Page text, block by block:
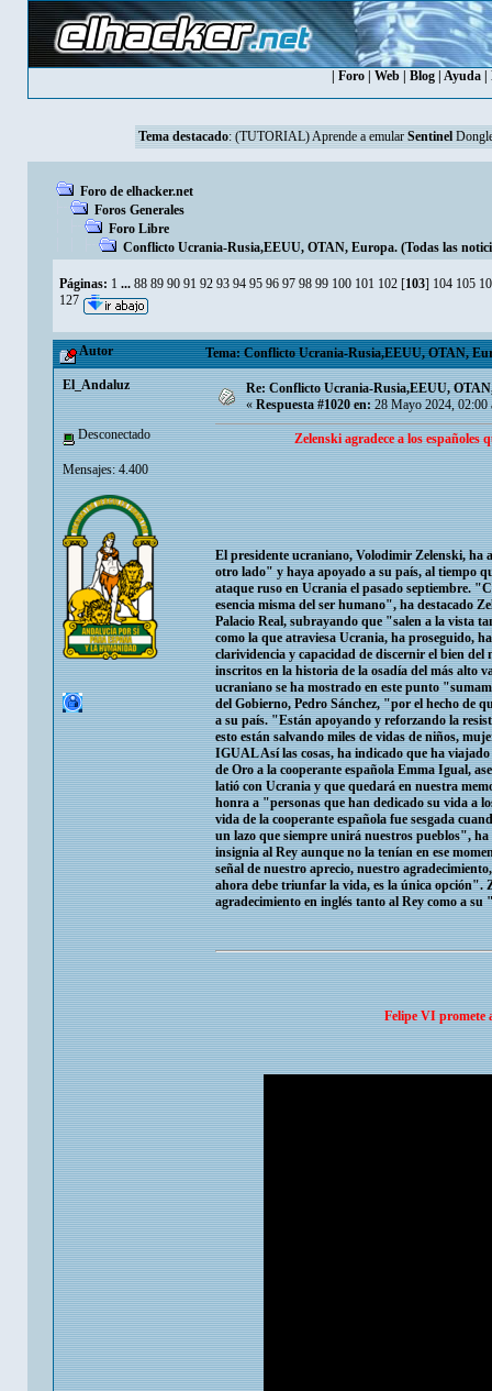
Foro| Web| Blog| Ayuda|
Tema destacado: (TUTORIAL) Aprende a emular Sentinel
Foro de elhacker.net
Foros Generales
Foro Libre
Conflicto Ucrania-Rusia,EEUU, OTAN, Europa. (Todas las
Páginas: 1 ... 88 89 90 91 92 93 94 95 96 97 98 99 100 101 102 [103] 104 105
127
Autor Tema: Conflicto Ucrania-Rusia,EEUU, OTAN,
El_Andaluz
Desconectado
Mensajes: 4.400
Re: Conflicto Ucrania-Rusia,EEUU,
«Respuesta #1020 en:28 Mayo 2024, 02:00
Zelenski agradece a los
El presidente ucraniano, Volodimir Zelenski, ha
otro lado" y haya apoyado a su país, al tiempo
ataque ruso en Ucrania el pasado septiembre.
esencia misma del ser humano", ha destacado
Palacio Real, subrayando que "salen a la vista
como la que atraviesa Ucrania, ha proseguido,
clarividencia y capacidad de discernir el bien
inscritos en la historia de la osadía del más alto
ucraniano se ha mostrado en este punto
del Gobierno, Pedro Sánchez, "por el hecho de
a su país. "Están apoyando y reforzando la
esto están salvando miles de vidas de niños,
IGUAL Así las cosas, ha indicado que ha
de Oro a la cooperante española Emma Igual,
latió con Ucrania y que quedará en nuestra
honra a "personas que han dedicado su vida a
vida de la cooperante española fue sesgada
un lazo que siempre unirá nuestros pueblos",
insignia al Rey aunque no la tenían en ese
señal de nuestro aprecio, nuestro
ahora debe triunfar la vida, es la única opción".
agradecimiento en inglés tanto al Rey como a
Felipe VI promete